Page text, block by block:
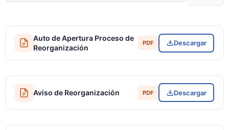
Auto de Apertura Proceso de
Reorganización
PDF Descargar
Aviso de Reorganización PDF Descargar